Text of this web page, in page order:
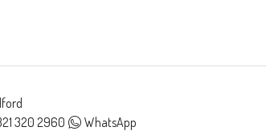
320 2960 WhatsApp